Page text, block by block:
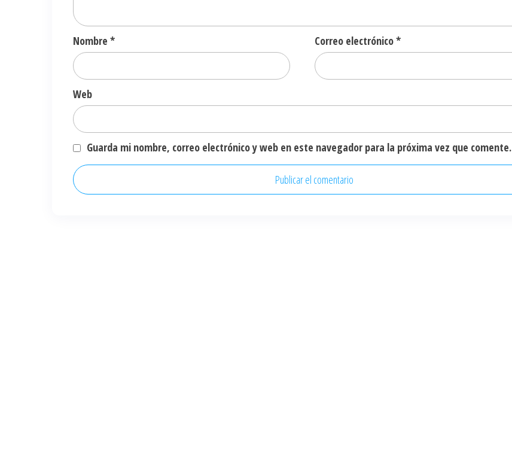
Nombre * Correo electrónico*
Web
Guarda mi nombre, correo electrónico y web en este navegador para la próxima vez que comente.